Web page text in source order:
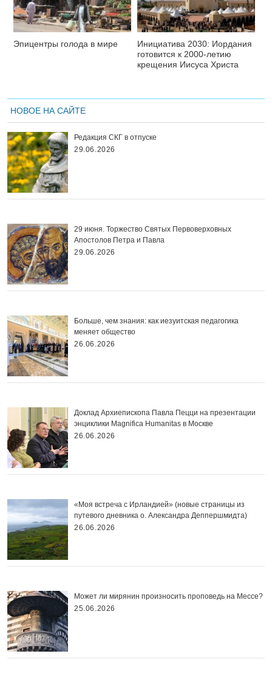
Эпицентры голода в мире
Инициатива 2030: Иордания
готовится к 2000-летию
крещения Иисуса Христа
НОВОЕ НА САЙТЕ
Редакция СКГ в отпуске
29.06.2026
29 июня. Торжество Святых Первоверховных
Апостолов Петра и Павла
29.06.2026
Больше, чем знания: как иезуитская педагогика
меняет общество
26.06.2026
Доклад Архиепископа Павла Пецци на презентации
энциклики Magnifica Нumanitas в Москве
26.06.2026
«Моя встреча с Ирландией» (новые страницы из
путевого дневника о. Александра Деппершмидта)
26.06.2026
Может ли мирянин произносить проповедь на Мессе?
25.06.2026